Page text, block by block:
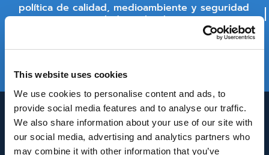
This website uses cookies
We use cookies to personalise content and ads, to
provide social media features and to analyse our traffic.
We also share information about your use of our site with
our social media, advertising and analytics partners who
may combine it with other information that you’ve
política de calidad, medioambiente y seguridad
y salud en el trabajo
política de seguridad de la información
estado de la plataforma